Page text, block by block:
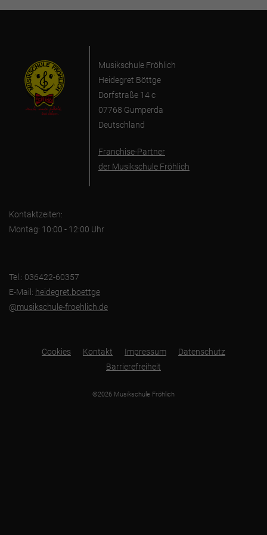
Musikschule Fröhlich
Heidegret Böttge
Dorfstraße 14 c
07768 Gumperda
Deutschland
Franchise-Partner
der Musikschule Fröhlich
Kontaktzeiten:
Montag: 10:00 - 12:00 Uhr
Tel.: 036422-60357
E-Mail: heidegret.boettge
@musikschule-froehlich.de
Cookies Kontakt Impressum
Datenschutz
Barrierefreiheit
©2026 Musikschule Fröhlich